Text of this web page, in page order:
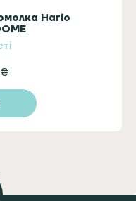
Hario
₴